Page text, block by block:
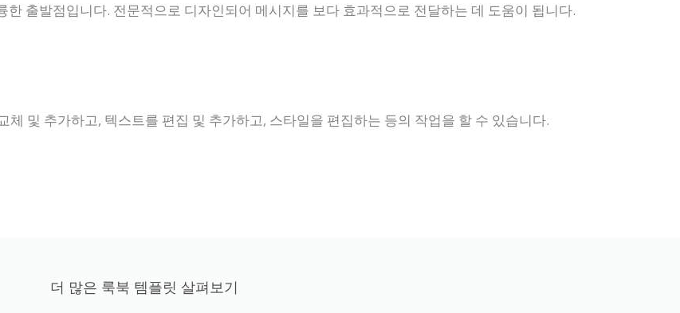
출발점입니다. 전문적으로 디자인되어 메시지를 보다 효과적으로 전달하는 데 도움이 됩니다.
체 및 추가하고, 텍스트를 편집 및 추가하고, 스타일을 편집하는 등의 작업을 할 수 있습니다.
더 많은 룩북 템플릿 살펴보기